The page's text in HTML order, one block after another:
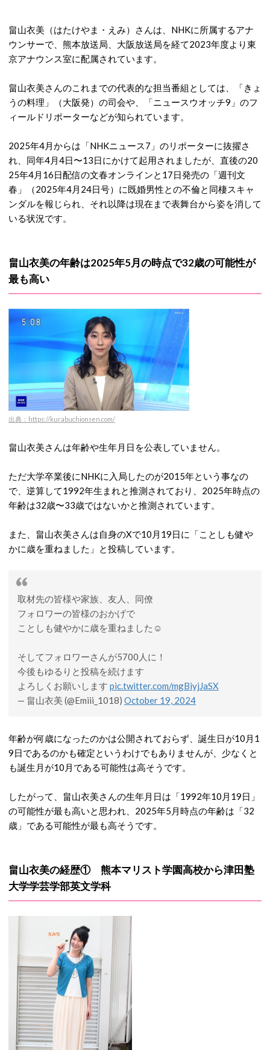
畠山衣美（はたけやま・えみ）さんは、NHKに所属するアナ
ウンサーで、熊本放送局、大阪放送局を経て2023年度より東
京アナウンス室に配属されています。
畠山衣美さんのこれまでの代表的な担当番組としては、「きょ
うの料理」（大阪発）の司会や、「ニュースウオッチ9」のフ
ィールドリポーターなどが知られています。
2025年4月からは「NHKニュース7」のリポーターに抜擢さ
れ、同年4月4日〜13日にかけて起用されましたが、直後の20
25年4月16日配信の文春オンラインと17日発売の「週刊文
春」（2025年4月24日号）に既婚男性との不倫と同棲スキャ
ンダルを報じられ、それ以降は現在まで表舞台から姿を消して
いる状況です。
畠山衣美の年齢は2025年5月の時点で32歳の可能性が
最も高い
出典：https://kurabuchionsen.com/
畠山衣美さんは年齢や生年月日を公表していません。
ただ大学卒業後にNHKに入局したのが2015年という事なの
で、逆算して1992年生まれと推測されており、2025年時点の
年齢は32歳〜33歳ではないかと推測されています。
また、畠山衣美さんは自身のXで10月19日に「ことしも健や
かに歳を重ねました」と投稿しています。
取材先の皆様や家族、友人、同僚
フォロワーの皆様のおかげで
ことしも健やかに歳を重ねました☺️
そしてフォロワーさんが5700人に！
今後もゆるりと投稿を続けます
よろしくお願いします pic.twitter.com/mgBiyjJaSX
— 畠山衣美 (@Emiii_1018) October 19, 2024
年齢が何歳になったのかは公開されておらず、誕生日が10月1
9日であるのかも確定というわけでもありませんが、少なくと
も誕生月が10月である可能性は高そうです。
したがって、畠山衣美さんの生年月日は「1992年10月19日」
の可能性が最も高いと思われ、2025年5月時点の年齢は「32
歳」である可能性が最も高そうです。
畠山衣美の経歴① 熊本マリスト学園高校から津田塾
大学学芸学部英文学科